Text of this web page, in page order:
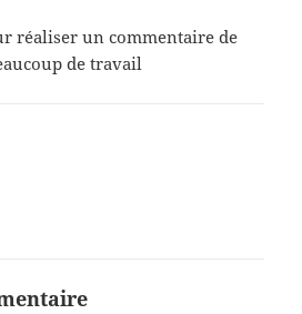
réaliser un commentaire de
de travail